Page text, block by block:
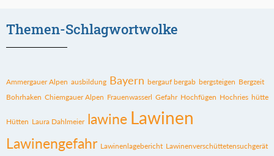
Themen-Schlagwortwolke
Ammergauer Alpen ausbildung Bayern bergauf bergab bergsteigen Bergzeit
Bohrhaken Chiemgauer Alpen Frauenwasserl Gefahr Hochfügen Hochries hütte
Hütten Laura Dahlmeier lawine Lawinen
Lawinengefahr Lawinenlagebericht Lawinenverschüttetensuchgerät